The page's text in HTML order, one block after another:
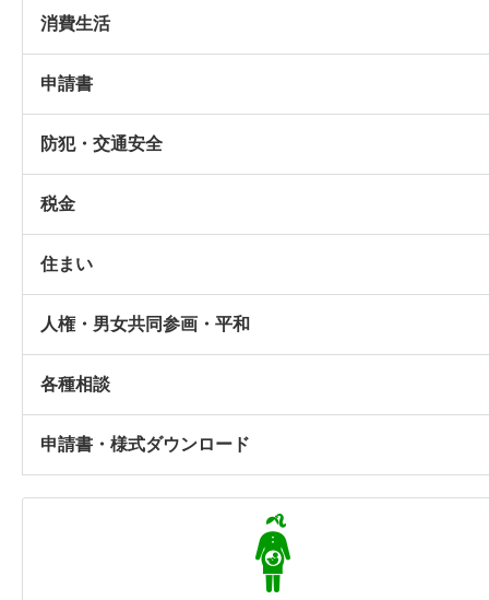
消費生活
申請書
防犯・交通安全
税金
住まい
人権・男女共同参画・平和
各種相談
申請書・様式ダウンロード